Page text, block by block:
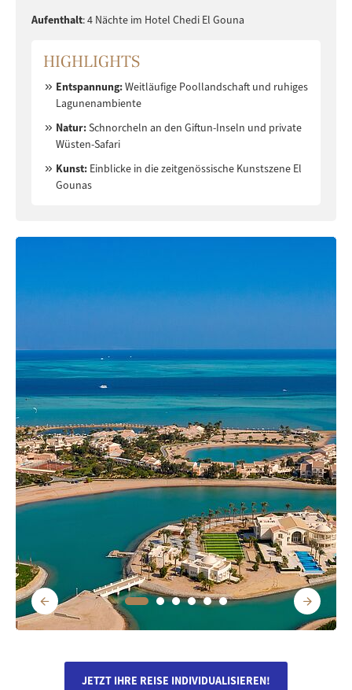
Aufenthalt: 4 Nächte im Hotel Chedi El Gouna
HIGHLIGHTS
Entspannung:Weitläufige Poollandschaft und ruhiges
Lagunenambiente
Natur:Schnorcheln an den Giftun-Inseln und private
Wüsten-Safari
Kunst: Einblicke in die zeitgenössische Kunstszene El
Gounas
JETZT IHRE REISE INDIVIDUALISIEREN!